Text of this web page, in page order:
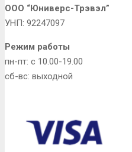
ООО “Юниверс-Трэвэл”
УНП: 92247097
Режим работы
пн-пт: с 10.00-19.00
сб-вс: выходной